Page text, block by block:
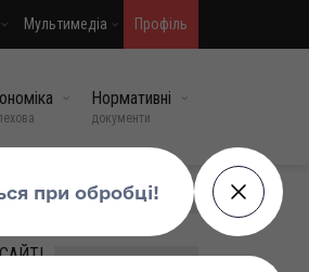
Мультимедіа Профіль
Нормативні
документи